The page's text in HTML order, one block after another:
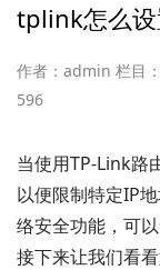
tplink怎么
作者：admin 栏目：
596
当使用TP-Link路
以便限制特定IP
络安全功能，可
接下来让我们看